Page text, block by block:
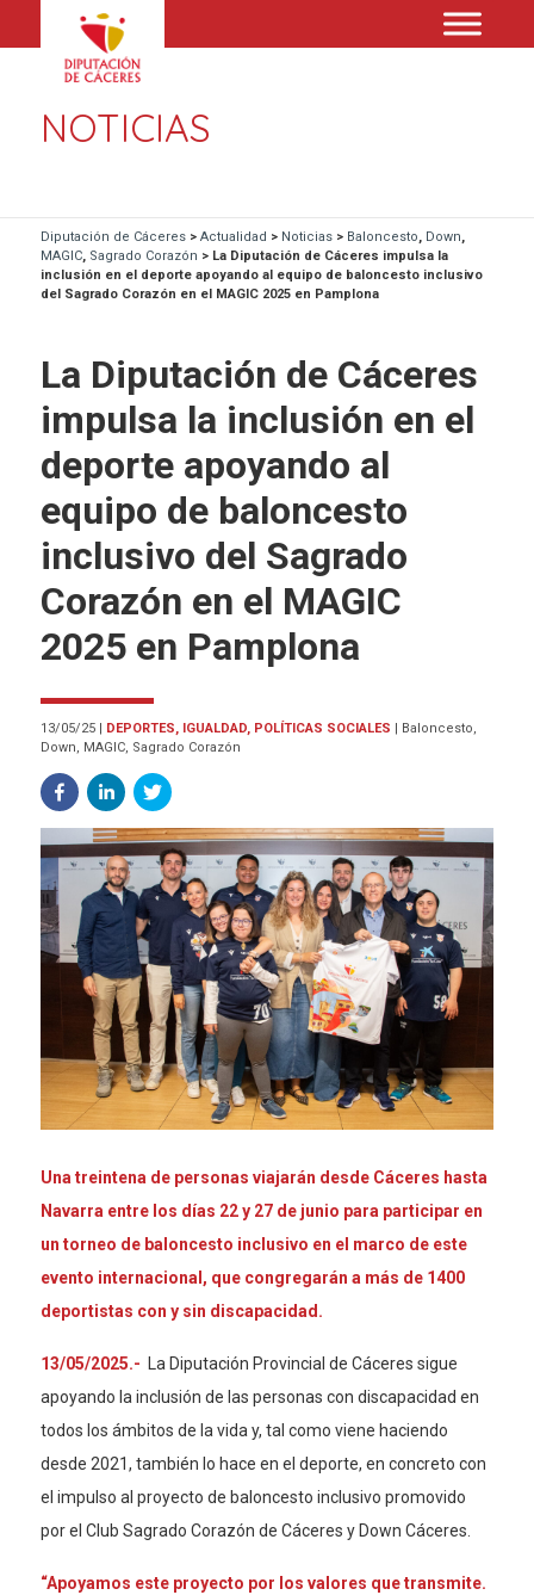
NOTICIAS
Diputación de Cáceres> Actualidad > Noticias> Baloncesto, Down,
MAGIC, Sagrado Corazón > La Diputación de Cáceres impulsa la
inclusión en el deporte apoyando al equipo de baloncesto inclusivo
del Sagrado Corazón en el MAGIC 2025 en Pamplona
La Diputación de Cáceres
impulsa la inclusión en el
deporte apoyando al
equipo de baloncesto
inclusivo del Sagrado
Corazón en el MAGIC
2025 en Pamplona
13/05/25 | DEPORTES, IGUALDAD, POLÍTICAS SOCIALES | Baloncesto,
Down, MAGIC, Sagrado Corazón
Una treintena de personas viajarán desde Cáceres hasta
Navarra entre los días 22 y 27 de junio para participar en
un torneo de baloncesto inclusivo en el marco de este
evento internacional, que congregarán a más de 1400
deportistas con y sin discapacidad.
13/05/2025.- La Diputación Provincial de Cáceres sigue
apoyando la inclusión de las personas con discapacidad en
todos los ámbitos de la vida y, tal como viene haciendo
desde 2021, también lo hace en el deporte, en concreto con
el impulso al proyecto de baloncesto inclusivo promovido
por el Club Sagrado Corazón de Cáceres y Down Cáceres.
“Apoyamos este proyecto por los valores que transmite.